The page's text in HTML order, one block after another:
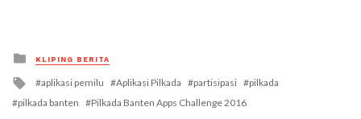
Posted
in
KLIPING BERITA
Tagged
aplikasi pemilu Aplikasi Pilkada partisipasi
pilkada
pilkada banten
Pilkada Banten Apps Challenge 2016